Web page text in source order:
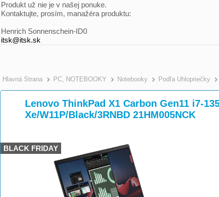
Produkt už nie je v našej ponuke.
Kontaktujte, prosím, manažéra produktu:
Henrich Sonnenschein-ID0
itsk@itsk.sk
Hlavná Strana >
PC, NOTEBOOKY >
Notebooky >
Podľa Uhlopriečky
Lenovo ThinkPad X1 Carbon Gen11 i7-
Xe/W11P/Black/3RNBD 21HM005NCK
BLACK FRIDAY